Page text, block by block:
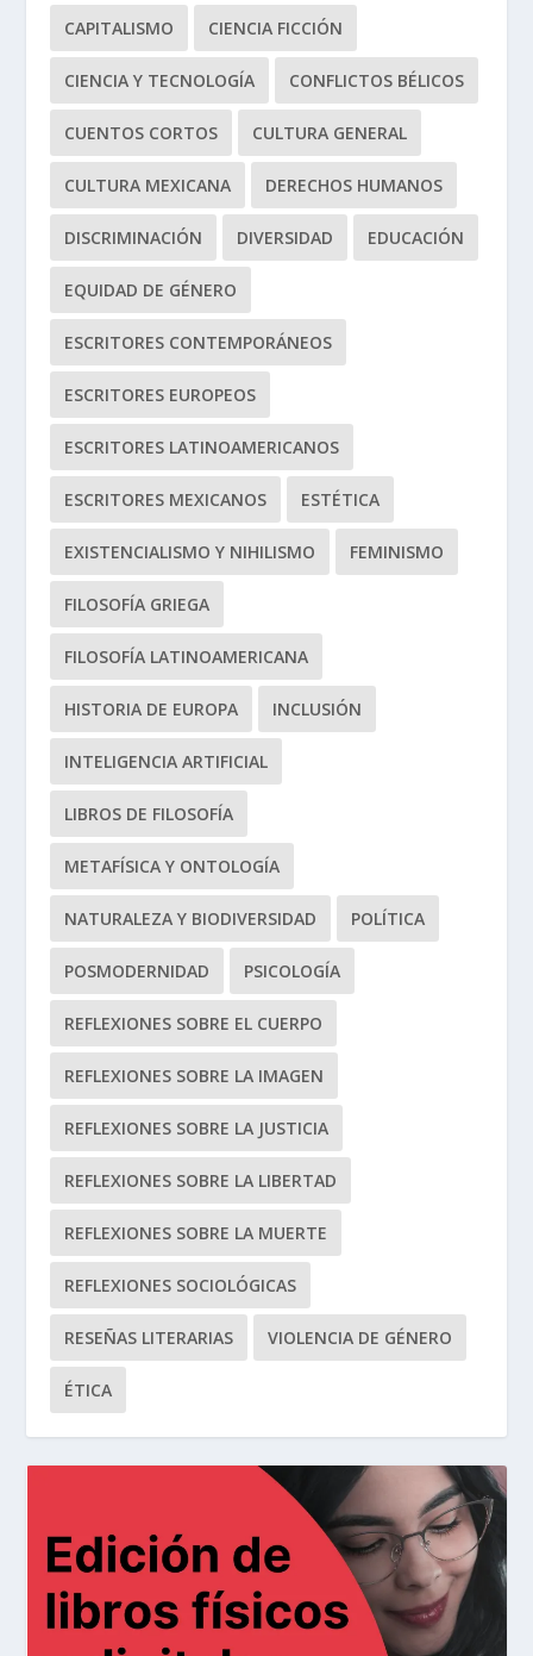
CAPITALISMO CIENCIA FICCIÓN
CIENCIA Y TECNOLOGÍA CONFLICTOS BÉLICOS
CUENTOS CORTOS CULTURA GENERAL
CULTURA MEXICANA DERECHOS HUMANOS
DISCRIMINACIÓN DIVERSIDAD EDUCACIÓN
EQUIDAD DE GÉNERO
ESCRITORES CONTEMPORÁNEOS
ESCRITORES EUROPEOS
ESCRITORES LATINOAMERICANOS
ESCRITORES MEXICANOS ESTÉTICA
EXISTENCIALISMO Y NIHILISMO FEMINISMO
FILOSOFÍA GRIEGA
FILOSOFÍA LATINOAMERICANA
HISTORIA DE EUROPA INCLUSIÓN
INTELIGENCIA ARTIFICIAL
LIBROS DE FILOSOFÍA
METAFÍSICA Y ONTOLOGÍA
NATURALEZA Y BIODIVERSIDAD POLÍTICA
POSMODERNIDAD PSICOLOGÍA
REFLEXIONES SOBRE EL CUERPO
REFLEXIONES SOBRE LA IMAGEN
REFLEXIONES SOBRE LA JUSTICIA
REFLEXIONES SOBRE LA LIBERTAD
REFLEXIONES SOBRE LA MUERTE
REFLEXIONES SOCIOLÓGICAS
RESEÑAS LITERARIAS VIOLENCIA DE GÉNERO
ÉTICA